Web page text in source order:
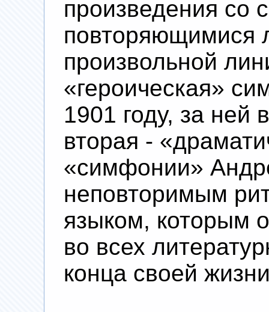
произведения со
повторяющимися
произвольной
«героическая»
1901 году, за ней
вторая -
«симфонии»
неповторимым
языком, которым
во всех
конца своей